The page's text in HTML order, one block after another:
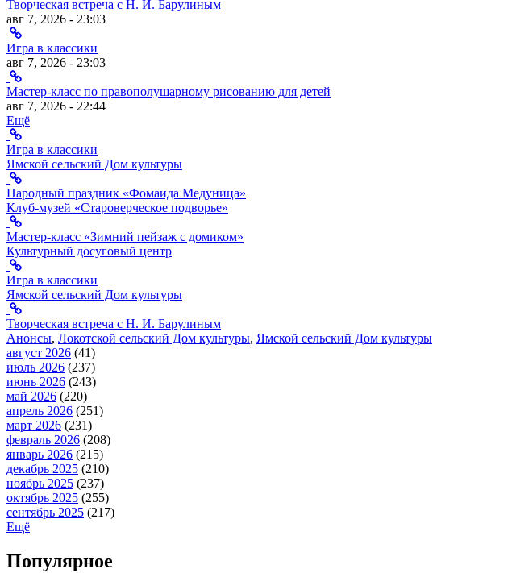
Творческая встреча с Н. И. Барулиным
авг 7, 2026 - 23:03
Игра в классики
авг 7, 2026 - 23:03
Мастер-класс по правополушарному рисованию для детей
авг 7, 2026 - 22:44
Ещё
Игра в классики
Ямской сельский Дом культуры
Народный праздник «Фомаида Медуница»
Клуб-музей «Староверческое подворье»
Мастер-класс «Зимний пейзаж с домиком»
Культурный досуговый центр
Игра в классики
Ямской сельский Дом культуры
Творческая встреча с Н. И. Барулиным
Анонсы, Локотской сельский Дом культуры, Ямской сельский Дом культуры
август 2026 (41)
июль 2026 (237)
июнь 2026 (243)
май 2026 (220)
апрель 2026 (251)
март 2026 (231)
февраль 2026 (208)
январь 2026 (215)
декабрь 2025 (210)
ноябрь 2025 (237)
октябрь 2025 (255)
сентябрь 2025 (217)
Ещё
Популярное